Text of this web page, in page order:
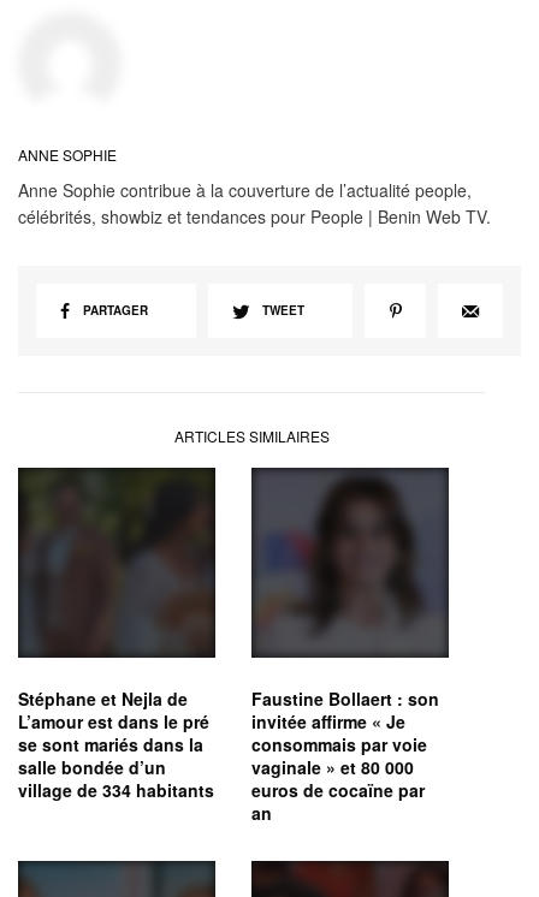
ANNE SOPHIE
Anne Sophie contribue à la couverture de l’actualité people,
célébrités, showbiz et tendances pour People | Benin Web TV.
PARTAGER TWEET
ARTICLES SIMILAIRES
Stéphane et Nejla de
L’amour est dans le pré
se sont mariés dans la
salle bondée d’un
village de 334 habitants
Faustine Bollaert : son
invitée affirme « Je
consommais par voie
vaginale » et 80 000
euros de cocaïne par
an